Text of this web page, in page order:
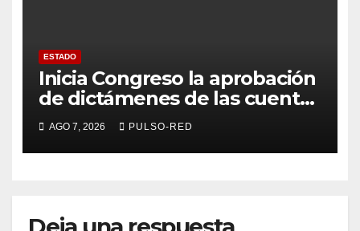
ESTADO
Inicia Congreso la aprobación
de dictámenes de las cuentas
públicas de entes
fiscalizables del ejercicio
fiscal 2025
AGO 7, 2026 PULSO-RED